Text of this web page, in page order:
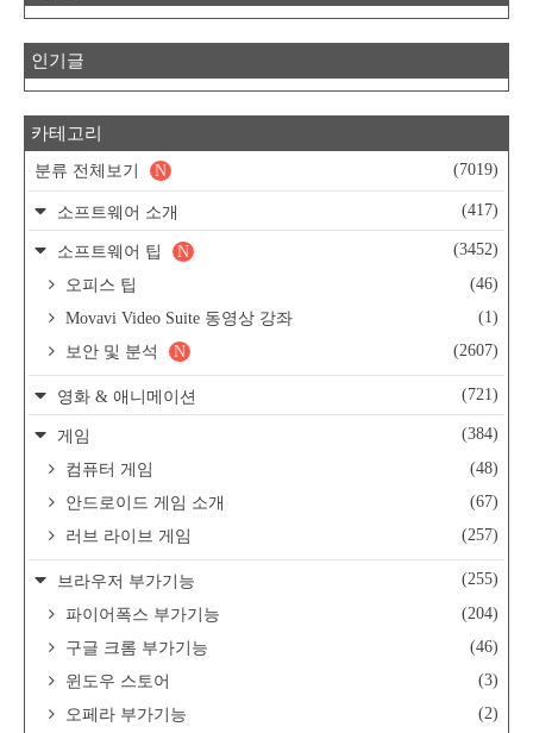
인기글
카테고리
분류 전체보기 (7019)
N
소프트웨어 소개 (417)
소프트웨어 팁 (3452)
N
오피스 팁
(46)
Movavi Video Suite 동영상 강좌
(1)
보안 및 분석
(2607)
N
영화 & 애니메이션 (721)
게임
(384)
컴퓨터 게임
(48)
안드로이드 게임 소개
(67)
러브 라이브 게임
(257)
브라우저 부가기능
(255)
파이어폭스 부가기능
(204)
구글 크롬 부가기능
(46)
윈도우 스토어
(3)
오페라 부가기능
(2)